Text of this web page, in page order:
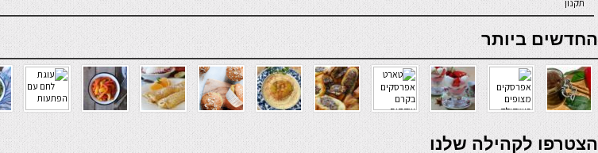
תקנון
online casino
החדשים ביותר
verde casino
הצטרפו לקהילה שלנו